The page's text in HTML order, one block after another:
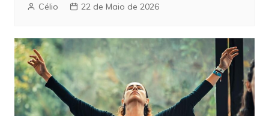
Célio 22 de Maio de 2026